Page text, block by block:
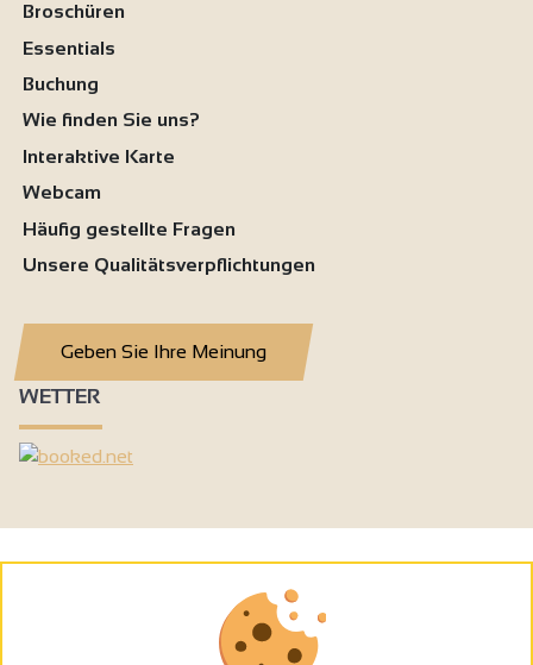
Broschüren
Essentials
Buchung
Wie finden Sie uns?
Interaktive Karte
Webcam
Häufig gestellte Fragen
Unsere Qualitätsverpflichtungen
Geben Sie Ihre Meinung
WETTER